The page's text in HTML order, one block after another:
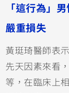
「這行為」
嚴重損失
黃珽琦醫師表
先天因素來看
等，在臨床上